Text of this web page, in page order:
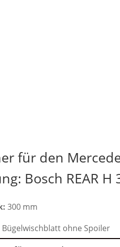
für den
Bosch REAR H
300 mm
Bügelwischblatt ohne Spoiler